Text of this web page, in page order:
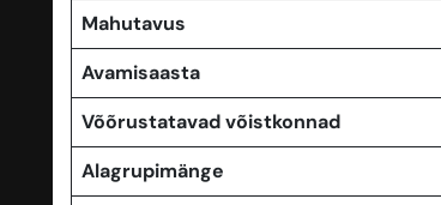
Mahutavus
Avamisaasta
Võõrustatavad võistkonnad
Alagrupimänge